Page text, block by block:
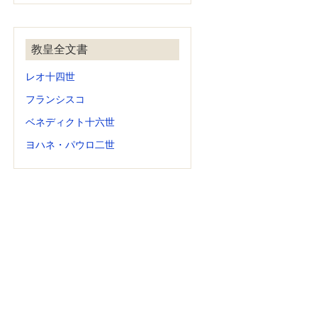
教皇全文書
レオ十四世
フランシスコ
ベネディクト十六世
ヨハネ・パウロ二世